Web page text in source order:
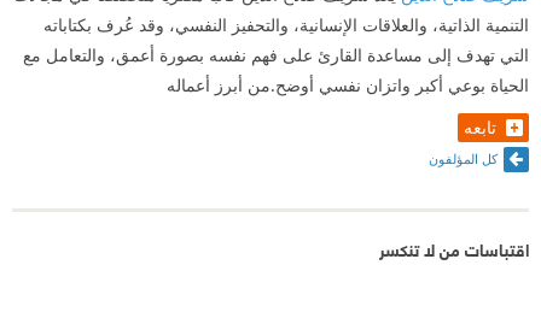
التنمية الذاتية، والعلاقات الإنسانية، والتحفيز النفسي، وقد عُرف بكتاباته
التي تهدف إلى مساعدة القارئ على فهم نفسه بصورة أعمق، والتعامل مع
الحياة بوعي أكبر واتزان نفسي أوضح.من أبرز أعماله
تابعه
كل المؤلفون
اقتباسات من لا تنكسر